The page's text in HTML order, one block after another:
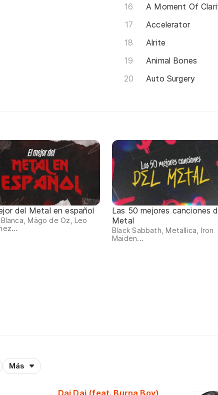
A Moment Of
Accelerator
Alrite
Animal Bones
Auto Surgery
del Metal en español
Mägo de Oz, Leo
Las 50 mejores canciones
Metal
Black Sabbath, Metallica, Iron
Maiden...
Más